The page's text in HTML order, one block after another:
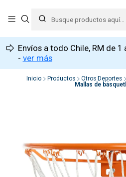
Envíos a todo Chile, RM de
- ver más
Inicio Productos Otros Deportes
Mallas de